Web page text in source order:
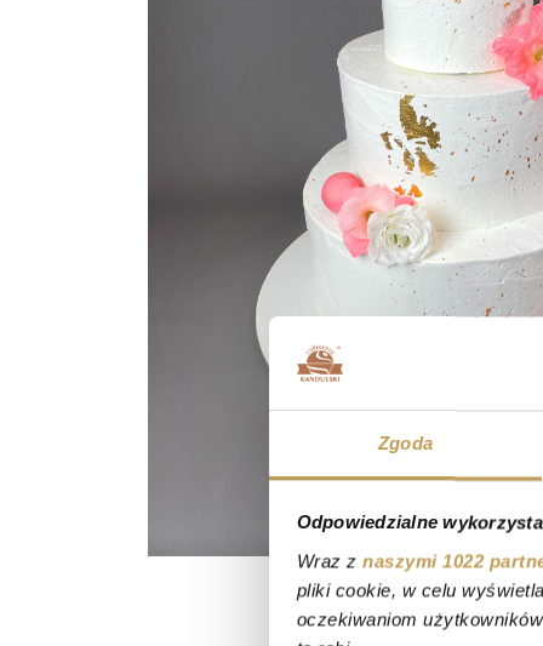
Zgoda
Odpowiedzialne
Wraz z naszymi 1022
pliki cookie, w celu
oczekiwaniom